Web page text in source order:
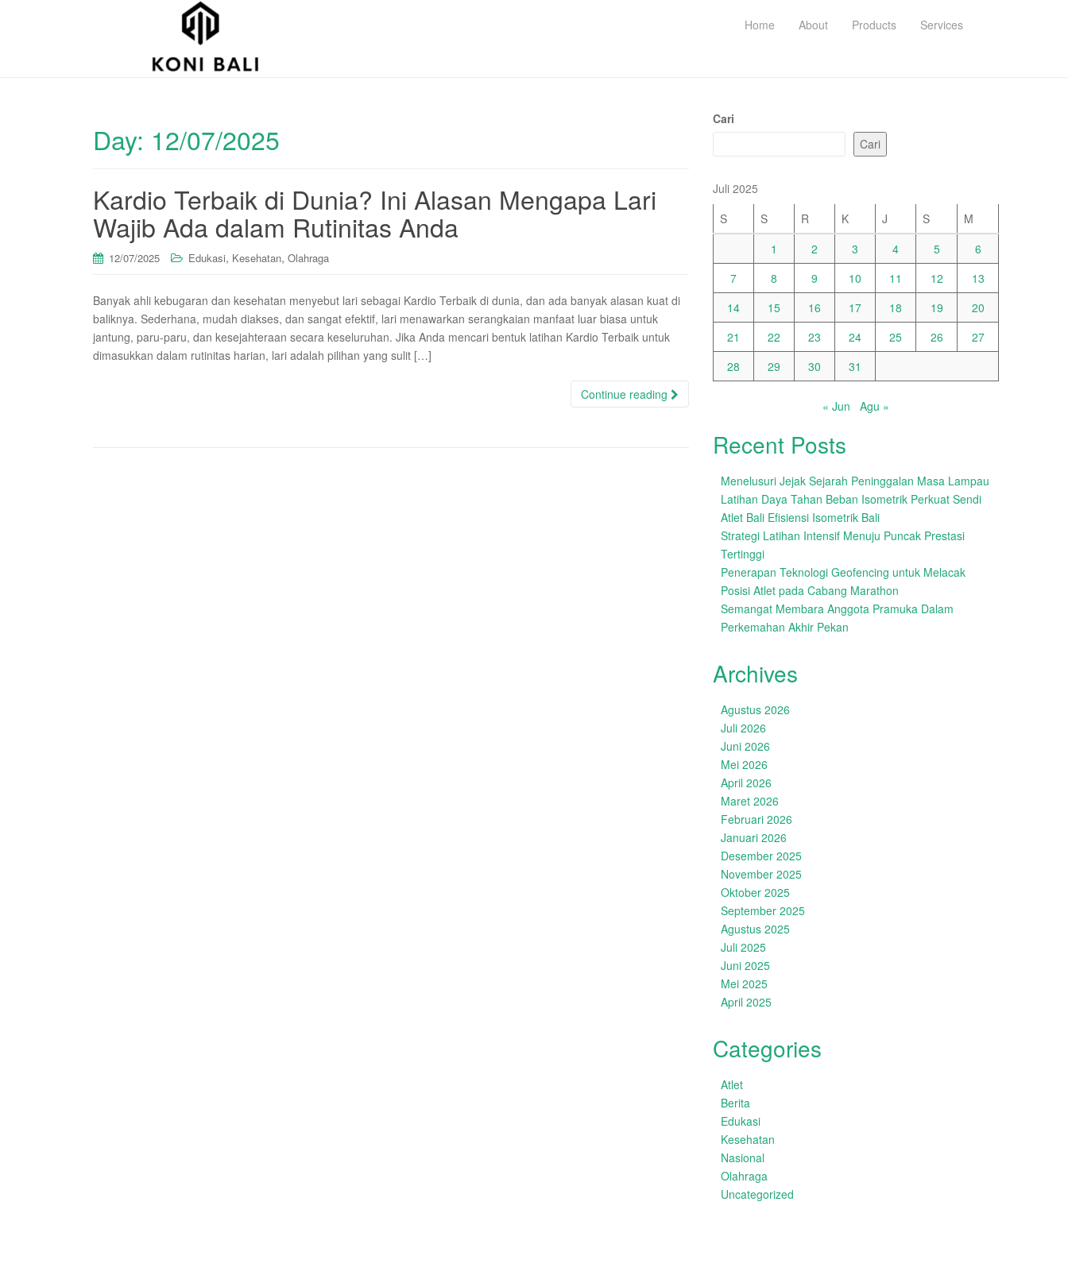
Home About Products Services
Day: 12/07/2025
Kardio Terbaik di Dunia? Ini Alasan Mengapa Lari
Wajib Ada dalam Rutinitas Anda
12/07/2025 Edukasi, Kesehatan, Olahraga
Banyak ahli kebugaran dan kesehatan menyebut lari sebagai Kardio Terbaik di dunia, dan ada banyak alasan kuat di
baliknya. Sederhana, mudah diakses, dan sangat efektif, lari menawarkan serangkaian manfaat luar biasa untuk
jantung, paru-paru, dan kesejahteraan secara keseluruhan. Jika Anda mencari bentuk latihan Kardio Terbaik untuk
dimasukkan dalam rutinitas harian, lari adalah pilihan yang sulit […]
Continue reading
Cari
Cari
Juli 2025
S
S R K J S
M
1
2 3 4 5
6
7
8 9 10 11 12
13
14
15 16 17 18 19
20
21
22 23 24 25 26
27
28
29 30 31
« Jun Agu »
Recent Posts
Menelusuri Jejak Sejarah Peninggalan Masa Lampau
Latihan Daya Tahan Beban Isometrik Perkuat Sendi
Atlet Bali Efisiensi Isometrik Bali
Strategi Latihan Intensif Menuju Puncak Prestasi
Tertinggi
Penerapan Teknologi Geofencing untuk Melacak
Posisi Atlet pada Cabang Marathon
Semangat Membara Anggota Pramuka Dalam
Perkemahan Akhir Pekan
Archives
Agustus 2026
Juli 2026
Juni 2026
Mei 2026
April 2026
Maret 2026
Februari 2026
Januari 2026
Desember 2025
November 2025
Oktober 2025
September 2025
Agustus 2025
Juli 2025
Juni 2025
Mei 2025
April 2025
Categories
Atlet
Berita
Edukasi
Kesehatan
Nasional
Olahraga
Uncategorized